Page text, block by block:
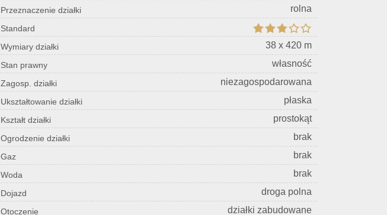
Przeznaczenie działki rolna
Standard
Wymiary działki
38 x 420 m
Stan prawny własność
Zagosp. działki niezagospodarowana
Ukształtowanie działki płaska
Kształt działki prostokąt
Ogrodzenie działki brak
Gaz brak
Woda brak
Dojazd droga polna
Otoczenie działki zabudowane